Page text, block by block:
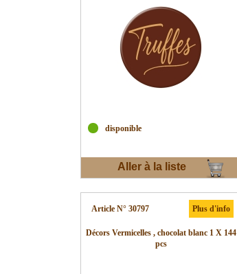
disponible
Aller à la liste
Article N° 30797 Plus d'info
Décors Vermicelles , chocolat blanc 1 X 144
pcs